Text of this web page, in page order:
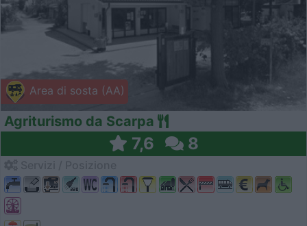
Area di sosta (AA)
Agriturismo da Scarpa
7,6 8